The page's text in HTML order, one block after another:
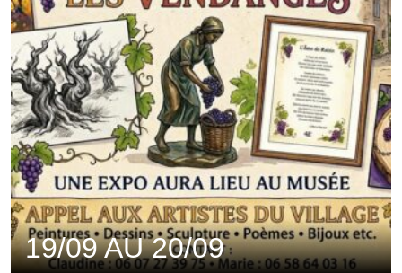
19/09 AU 20/09